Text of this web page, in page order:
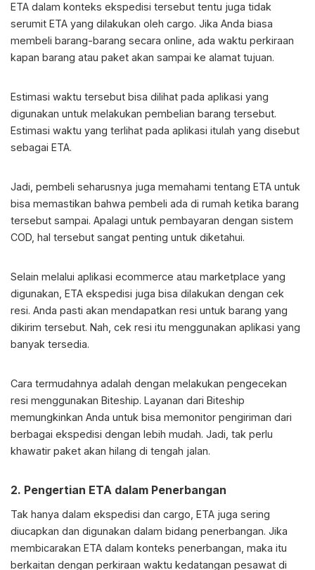
ETA dalam konteks ekspedisi tersebut tentu juga tidak
serumit ETA yang dilakukan oleh cargo. Jika Anda biasa
membeli barang-barang secara online, ada waktu perkiraan
kapan barang atau paket akan sampai ke alamat tujuan.
Estimasi waktu tersebut bisa dilihat pada aplikasi yang
digunakan untuk melakukan pembelian barang tersebut.
Estimasi waktu yang terlihat pada aplikasi itulah yang disebut
sebagai ETA.
Jadi, pembeli seharusnya juga memahami tentang ETA untuk
bisa memastikan bahwa pembeli ada di rumah ketika barang
tersebut sampai. Apalagi untuk pembayaran dengan sistem
COD, hal tersebut sangat penting untuk diketahui.
Selain melalui aplikasi ecommerce atau marketplace yang
digunakan, ETA ekspedisi juga bisa dilakukan dengan cek
resi. Anda pasti akan mendapatkan resi untuk barang yang
dikirim tersebut. Nah, cek resi itu menggunakan aplikasi yang
banyak tersedia.
Cara termudahnya adalah dengan melakukan pengecekan
resi menggunakan Biteship. Layanan dari Biteship
memungkinkan Anda untuk bisa memonitor pengiriman dari
berbagai ekspedisi dengan lebih mudah. Jadi, tak perlu
khawatir paket akan hilang di tengah jalan.
2. Pengertian ETA dalam Penerbangan
Tak hanya dalam ekspedisi dan cargo, ETA juga sering
diucapkan dan digunakan dalam bidang penerbangan. Jika
membicarakan ETA dalam konteks penerbangan, maka itu
berkaitan dengan perkiraan waktu kedatangan pesawat di